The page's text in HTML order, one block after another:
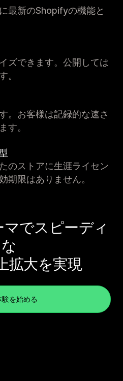
最新のShopifyの機能と
ズできます。公開しては
。
。お客様は記録的な速さ
す。
のストアに生涯ライセン
期限はありません。
でスピーディ
な
拡大を実現
を始める